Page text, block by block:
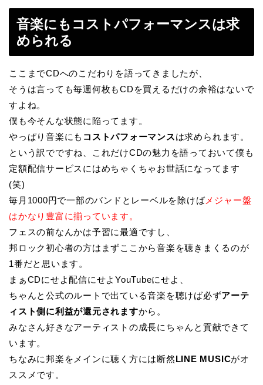
音楽にもコストパフォーマンスは求
められる
ここまでCDへのこだわりを語ってきましたが、
そうは言っても毎週何枚もCDを買えるだけの余裕はないで
すよね。
僕も今そんな状態に陥ってます。
やっぱり音楽にも コストパフォーマンスは求められます。
という訳でですね、これだけCDの魅力を語っておいて僕も
定額配信サービスにはめちゃくちゃお世話になってます
(笑)
毎月1000円で一部のバンドとレーベルを除けばメジャー盤
はかなり豊富に揃っています。
フェスの前なんかは予習に最適ですし、
邦ロック初心者の方はまずここから音楽を聴きまくるのが
1番だと思います。
まぁCDにせよ配信にせよYouTubeにせよ、
ちゃんと公式のルートで出ている音楽を聴けば必ずアーテ
ィスト側に利益が還元されますから。
みなさん好きなアーティストの成長にちゃんと貢献できて
います。
ちなみに邦楽をメインに聴く方には断然LINE MUSICがオ
ススメです。